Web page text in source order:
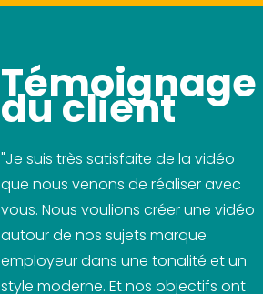
Témoignage
du client
"Je suis très satisfaite de la vidéo
que nous venons de réaliser avec
vous. Nous voulions créer une vidéo
autour de nos sujets marque
employeur dans une tonalité et un
style moderne. Et nos objectifs ont